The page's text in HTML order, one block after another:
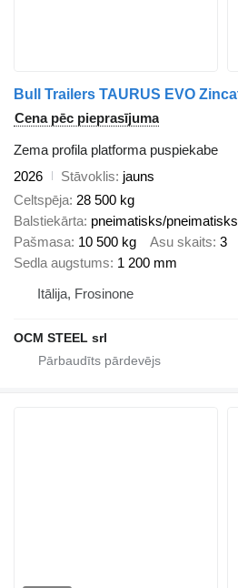
Cena pēc pieprasījuma
Zema profila platforma puspiekabe
2026
Stāvoklis jauns
Celtspēja 28 500 kg
Balstiekārta pneimatisks/pneimatisks
Pašmasa 10 500 kg Asu skaits 3
Sedla augstums 1 200 mm
Itālija, Frosinone
OCM STEEL srl